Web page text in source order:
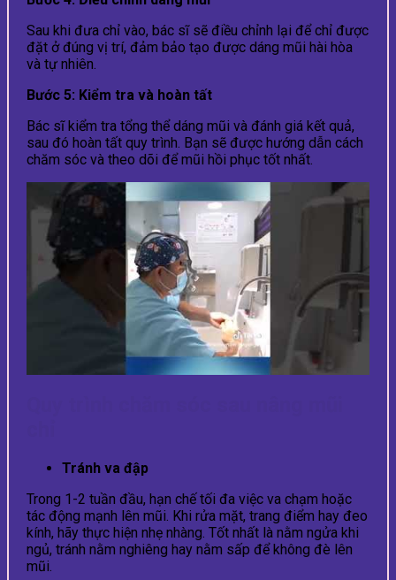
Sau khi đưa chỉ vào, bác sĩ sẽ điều chỉnh lại để chỉ được
đặt ở đúng vị trí, đảm bảo tạo được dáng mũi hài hòa
và tự nhiên.
Bước 5: Kiểm tra và hoàn tất
Bác sĩ kiểm tra tổng thể dáng mũi và đánh giá kết quả,
sau đó hoàn tất quy trình. Bạn sẽ được hướng dẫn cách
chăm sóc và theo dõi để mũi hồi phục tốt nhất.
Tránh va đập
Trong 1-2 tuần đầu, hạn chế tối đa việc va chạm hoặc
tác động mạnh lên mũi. Khi rửa mặt, trang điểm hay đeo
kính, hãy thực hiện nhẹ nhàng. Tốt nhất là nằm ngửa khi
ngủ, tránh nằm nghiêng hay nằm sấp để không đè lên
mũi.